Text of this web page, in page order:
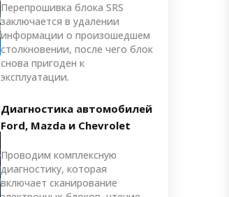
Перепрошивка блока SRS
заключается в удалении
информации о произошедшем
столкновении, после чего блок
снова пригоден к
эксплуатации.
Диагностика автомобилей
Ford, Mazda и Chevrolet
Проводим комплексную
диагностику, которая
включает сканирование